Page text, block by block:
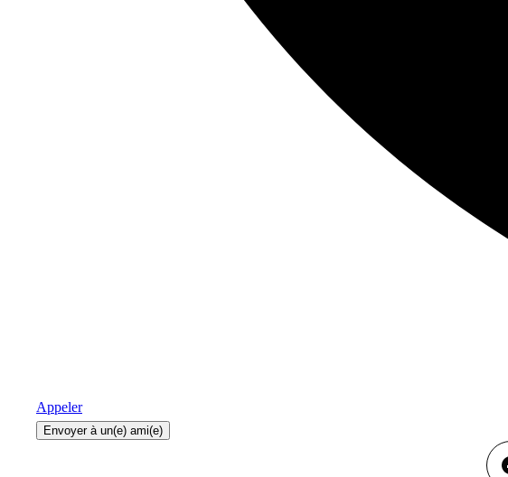
Appeler
Envoyer à un(e) ami(e)